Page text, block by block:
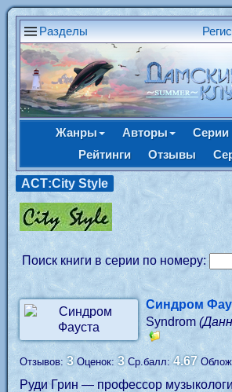
Разделы
Жанры Авторы Серии
Рейтинги
Отзывы
АСТ:City Style
Поиск книги в серии по номеру:
Синдром
Syndrom
Отзывов:3 Оценок: 3 Ср.балл:4.67
Руди Грин — профессор